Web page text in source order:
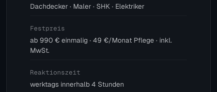
Dachdecker · Maler · SHK · Elektriker
Festpreis
ab 990 € einmalig · 49 €/Monat Pflege · inkl.
MwSt.
Reaktionszeit
werktags innerhalb 4 Stunden